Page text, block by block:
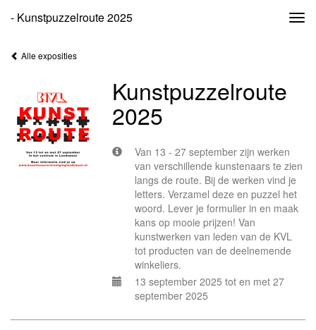
- Kunstpuzzelroute 2025
Alle exposities
Kunstpuzzelroute
2025
Van 13 - 27 september zijn werken
van verschillende kunstenaars te zien
langs de route. Bij de werken vind je
letters. Verzamel deze en puzzel het
woord. Lever je formulier in en maak
kans op mooie prijzen! Van
kunstwerken van leden van de KVL
tot producten van de deelnemende
winkeliers.
13 september 2025 tot en met 27
september 2025